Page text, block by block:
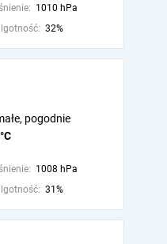
1010 hPa
32%
pogodnie
1008 hPa
31%